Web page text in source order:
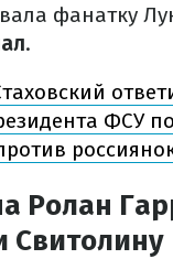
фанатку
.
ФСУ
Ролан
Свитолину